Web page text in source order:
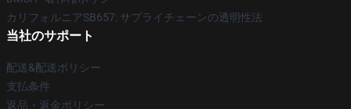
カリフォルニアSB657: サプライチェーンの透明性法
当社のサポート
配送&配送ポリシー
支払条件
返品・返金ポリシー